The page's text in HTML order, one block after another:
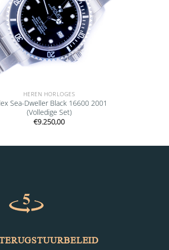
HEREN HORLOGES
Sea-Dweller Black 16600 2001
(Volledige Set)
€9.250,00